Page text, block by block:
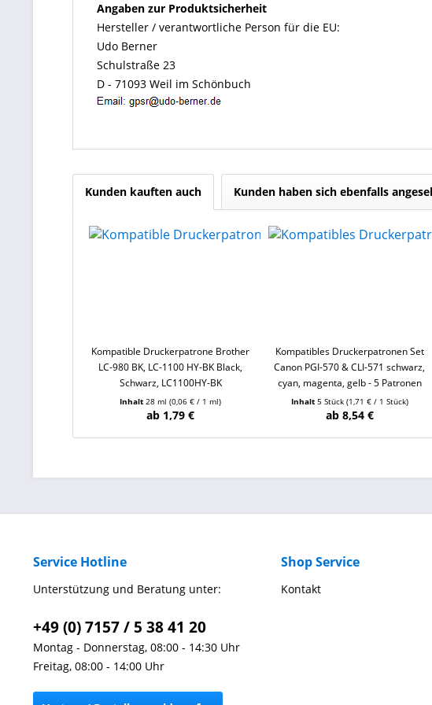
Angaben zur Produktsicherheit
Hersteller / verantwortliche Person für die EU:
Udo Berner
Schulstraße 23
D - 71093 Weil im Schönbuch
Kunden kauften auch Kunden haben sich ebenfalls
Kompatible Druckerpatrone Brother
LC-980 BK, LC-1100 HY-BK Black,
Schwarz, LC1100HY-BK
Inhalt28 ml(0,06 € / 1 ml)
ab 1,79 €
Kompatibles Druckerpatronen Set
Canon PGI-570 & CLI-571 schwarz,
cyan, magenta, gelb - 5 Patronen
Inhalt 5 Stück (1,71 € / 1 Stück)
ab 8,54 €
Service Hotline
Unterstützung und Beratung unter:
+49 (0) 7157 / 5 38 41 20
Montag - Donnerstag, 08:00 - 14:30 Uhr
Freitag, 08:00 - 14:00 Uhr
Shop Service
Kontakt